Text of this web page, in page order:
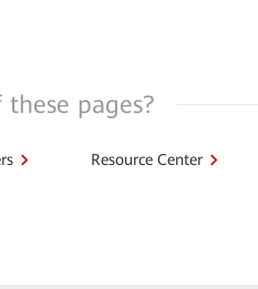
pages?
Resource Center